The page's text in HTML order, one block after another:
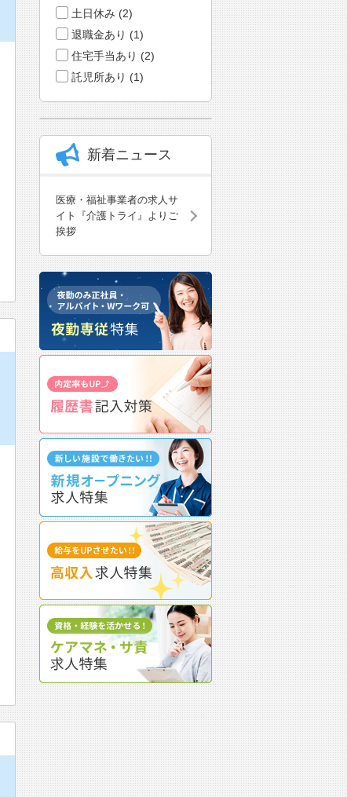
土日休み (2)
退職金あり (1)
住宅手当あり (2)
託児所あり (1)
新着ニュース
医療・福祉事業者の求人サ
イト『介護トライ』よりご
挨拶